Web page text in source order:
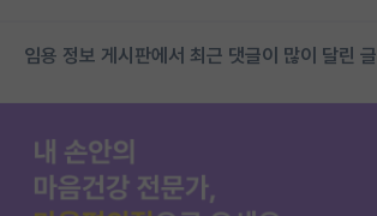
임용 정보 게시판에서 최근 댓글이 많이 달린 글